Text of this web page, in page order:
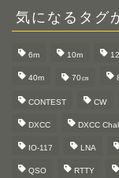
気になるタグ
6m 10m
40m 70㎝
CONTEST CW
DXCC DXCC
IO-117 LNA
QSO RTTY